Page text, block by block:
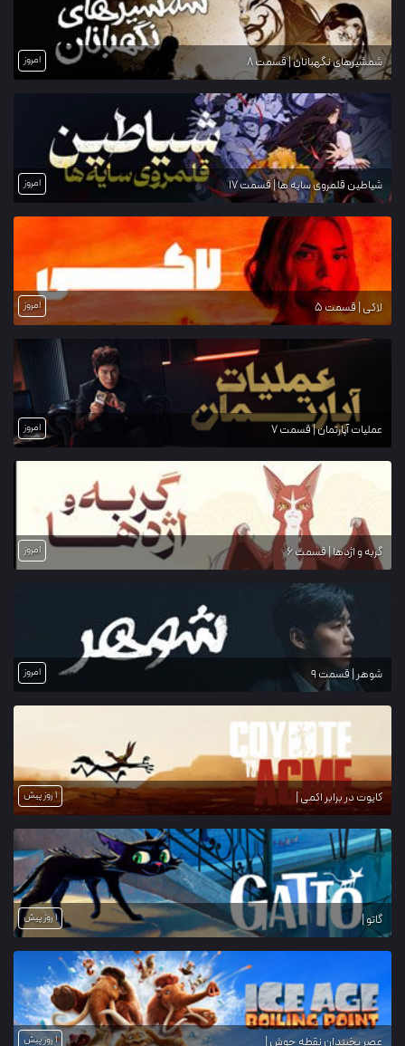
شمشیرهای نگهبانان | قسمت 8 امروز
شیاطین قلمروی سایه ها | قسمت 17 امروز
لاکی | قسمت 5 امروز
عملیات آپارتمان | قسمت 7 امروز
گربه و اژدها | قسمت 6 امروز
شوهر | قسمت 9 امروز
کایوت در برابر اکمی | 1 روز پیش
گاتو | 1 روز پیش
عصر یخبندان نقطه جوش | 1 روز پیش